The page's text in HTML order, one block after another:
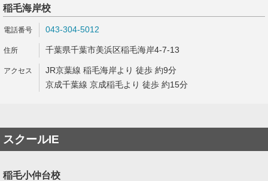
稲毛海岸校
043-304-5012
千葉県千葉市美浜区稲毛海岸4-7-13
JR京葉線 稲毛海岸より 徒歩 約9分
京成千葉線 京成稲毛より 徒歩 約15分
スクールIE
稲毛小仲台校